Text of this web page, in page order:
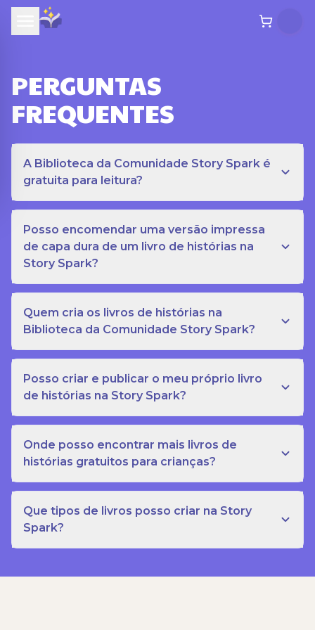
PERGUNTAS
FREQUENTES
A Biblioteca da Comunidade Story Spark é
gratuita para leitura?
Posso encomendar uma versão impressa
de capa dura de um livro de histórias na
Story Spark?
Quem cria os livros de histórias na
Biblioteca da Comunidade Story Spark?
Posso criar e publicar o meu próprio livro
de histórias na Story Spark?
Onde posso encontrar mais livros de
histórias gratuitos para crianças?
Que tipos de livros posso criar na Story
Spark?